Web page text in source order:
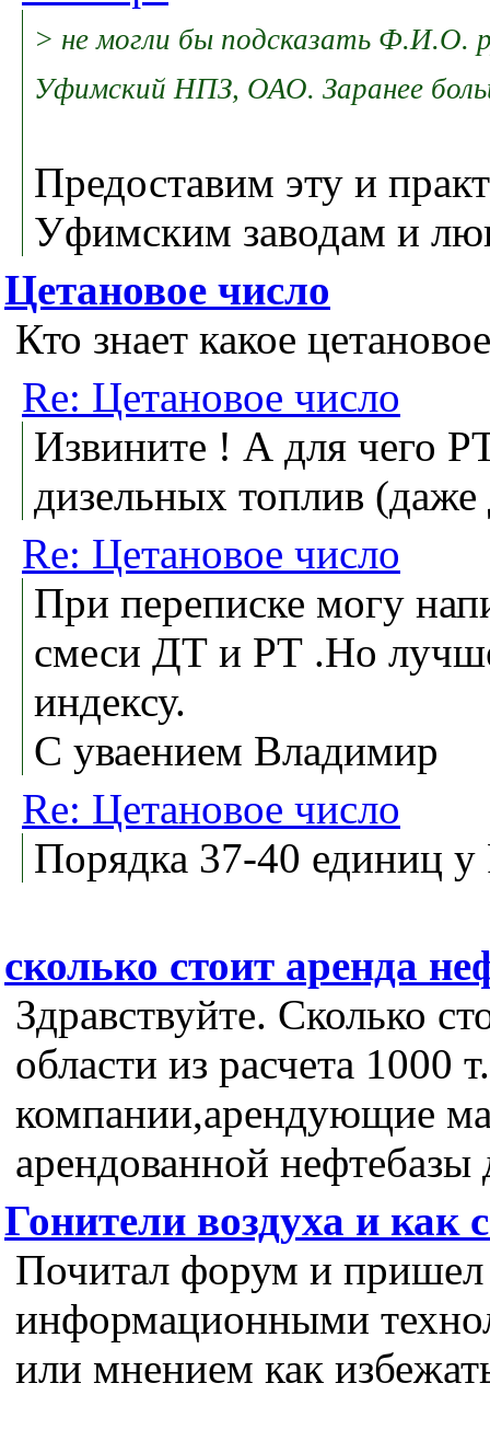
> не могли бы подсказать Ф.И.О.
Уфимский НПЗ, ОАО. Заранее
Предоставим эту и
Уфимским заводам и
Цетановое число
Кто знает какое
Re: Цетановое число
Извините ! А для чего
дизельных топлив (даже
Re: Цетановое число
При переписке могу
смеси ДТ и РТ .Но
индексу.
С уваением Владимир
Re: Цетановое число
Порядка 37-40 единиц
сколько стоит аренда
Здравствуйте. Сколько
области из расчета 1000
компании,арендующие
арендованной нефтебазы
Гонители воздуха и как
Почитал форум и пришел
информационными
или мнением как